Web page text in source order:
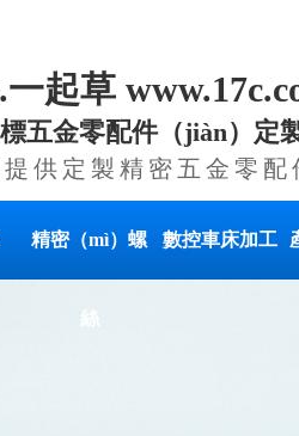
一起草
五金零配件（jiàn）定
供定製精密五金零
精密（mì）螺
絲
數控車床加工